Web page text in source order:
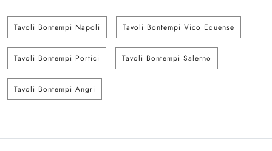
Tavoli Bontempi Napoli Tavoli Bontempi Vico Equense
Tavoli Bontempi Portici Tavoli Bontempi Salerno
Tavoli Bontempi Angri